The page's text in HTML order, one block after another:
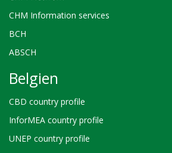
CHM Information services
BCH
ABSCH
Belgien
CBD country profile
InforMEA country profile
UNEP country profile